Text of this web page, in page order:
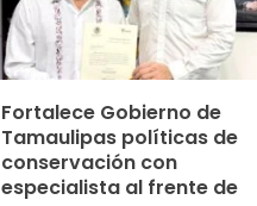
Fortalece Gobierno de
Tamaulipas políticas de
conservación con
especialista al frente de